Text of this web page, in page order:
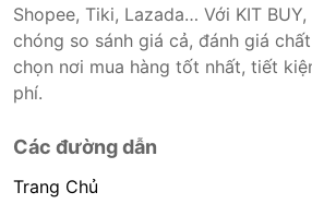
Shopee, Tiki, Lazada… Với KIT
chóng so sánh giá cả, đánh giá
chọn nơi mua hàng tốt nhất, tiết
phí.
Các đường dẫn
Trang Chủ